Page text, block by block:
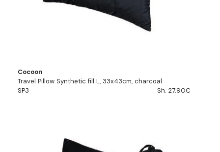
Cocoon
Travel Pillow Synthetic fill L, 33x43cm, charcoal
SP3
Sh. 27.90€